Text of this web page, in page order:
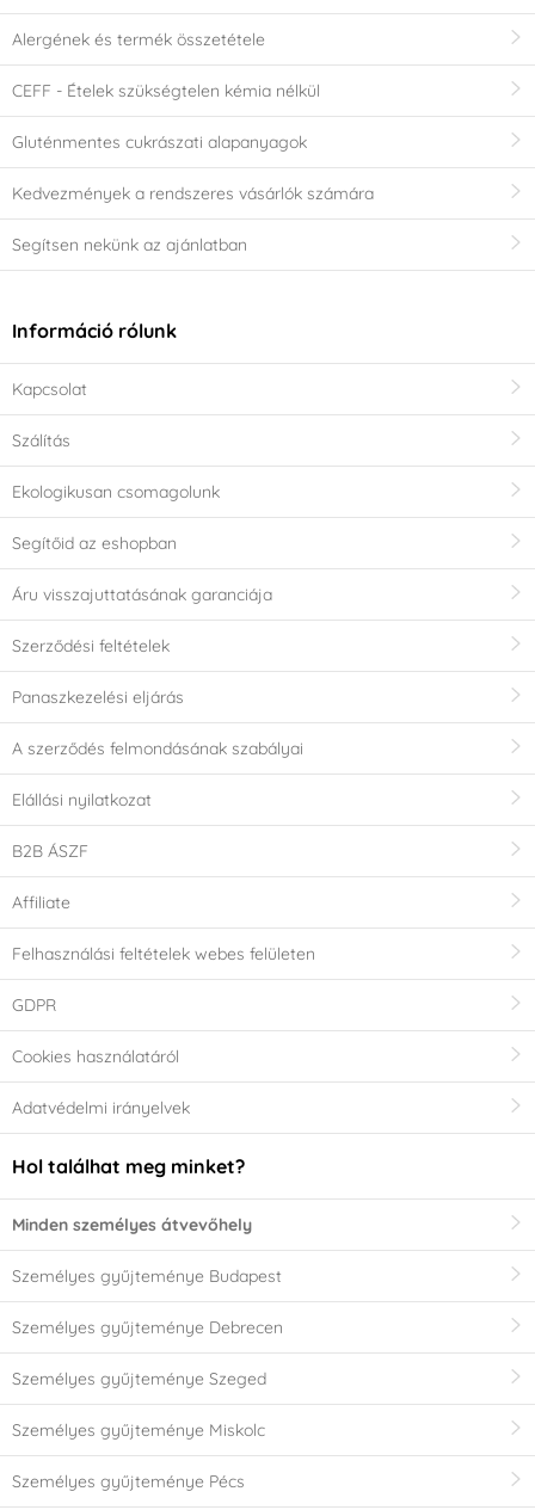
Alergének és termék összetétele
CEFF - Ételek szükségtelen kémia nélkül
Gluténmentes cukrászati alapanyagok
Kedvezmények a rendszeres vásárlók számára
Segítsen nekünk az ajánlatban
Információ rólunk
Kapcsolat
Szálítás
Ekologikusan csomagolunk
Segítőid az eshopban
Áru visszajuttatásának garanciája
Szerződési feltételek
Panaszkezelési eljárás
A szerződés felmondásának szabályai
Elállási nyilatkozat
B2B ÁSZF
Affiliate
Felhasználási feltételek webes felületen
GDPR
Cookies használatáról
Adatvédelmi irányelvek
Hol találhat meg minket?
Minden személyes átvevőhely
Személyes gyűjteménye Budapest
Személyes gyűjteménye Debrecen
Személyes gyűjteménye Szeged
Személyes gyűjteménye Miskolc
Személyes gyűjteménye Pécs